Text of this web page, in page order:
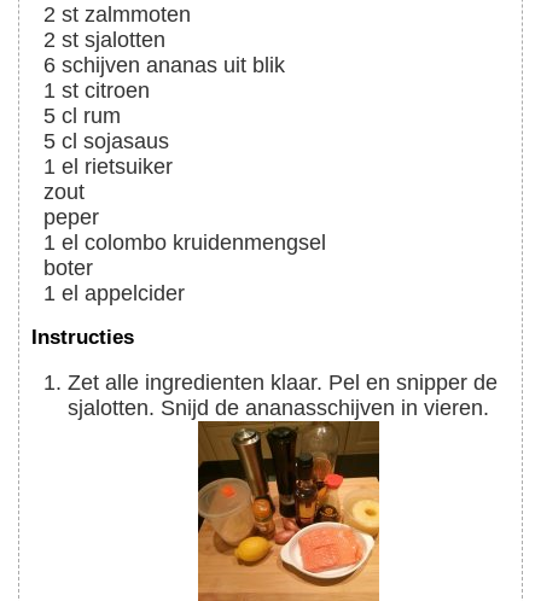
2 st zalmmoten
2 st sjalotten
6 schijven ananas uit blik
1 st citroen
5 cl rum
5 cl sojasaus
1 el rietsuiker
zout
peper
1 el colombo kruidenmengsel
boter
1 el appelcider
Instructies
Zet alle ingredienten klaar. Pel en snipper de
sjalotten. Snijd de ananasschijven in vieren.